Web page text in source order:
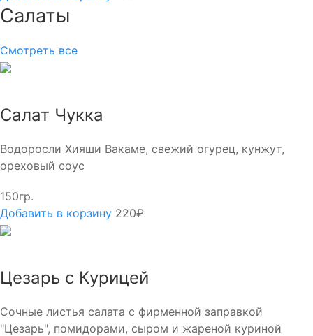
Салаты
Смотреть все
Салат Чукка
Водоросли Хияши Вакаме, свежий огурец, кунжут,
ореховый соус
150гр.
Добавить в корзину 220₽
Цезарь с Курицей
Сочные листья салата с фирменной заправкой
"Цезарь", помидорами, сыром и жареной куриной